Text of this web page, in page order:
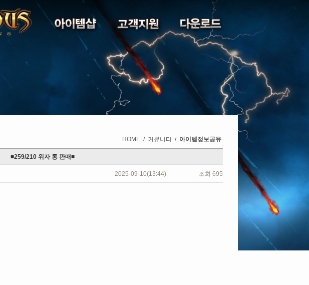
HOME / 커뮤니티 / 아이템정보공유
■259/210 위자 통 판매■
2025-09-10(13:44) 조회 695